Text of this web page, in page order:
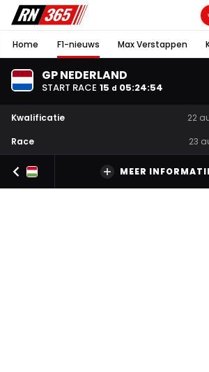
Home F1-nieuws Max Verstappen
GP NEDERLAND
START RACE 15 d 05:24:53
Kwalificatie 22
Race
23
MEER